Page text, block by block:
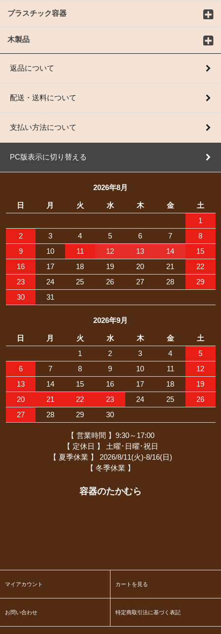
プラスチック容器
木製品
返品について
配送・送料について
支払い方法について
PC版表示に切り替える
2026年8月
日 月 火 水 木 金
土
1
2
3 4 5 6 7
8
9
10 11 12 13 14
15
16
17 18 19 20 21
22
23
24 25 26 27 28
29
30
31
2026年9月
日 月 火 水 木 金
土
1
2 3 4
5
6
7 8 9 10 11
12
13
14 15 16 17 18
19
20
21 22 23 24 25
26
27
28 29 30
【 営業時間 】9:30～17:00
【 定休日 】 土曜･日曜･祝日
【 夏季休業 】 2026/8/11(火)-8/16(日)
【 冬季休業 】
容器のたかむら
マイアカウント カートを見る
お問い合わせ 特定商取引法に基づく表記